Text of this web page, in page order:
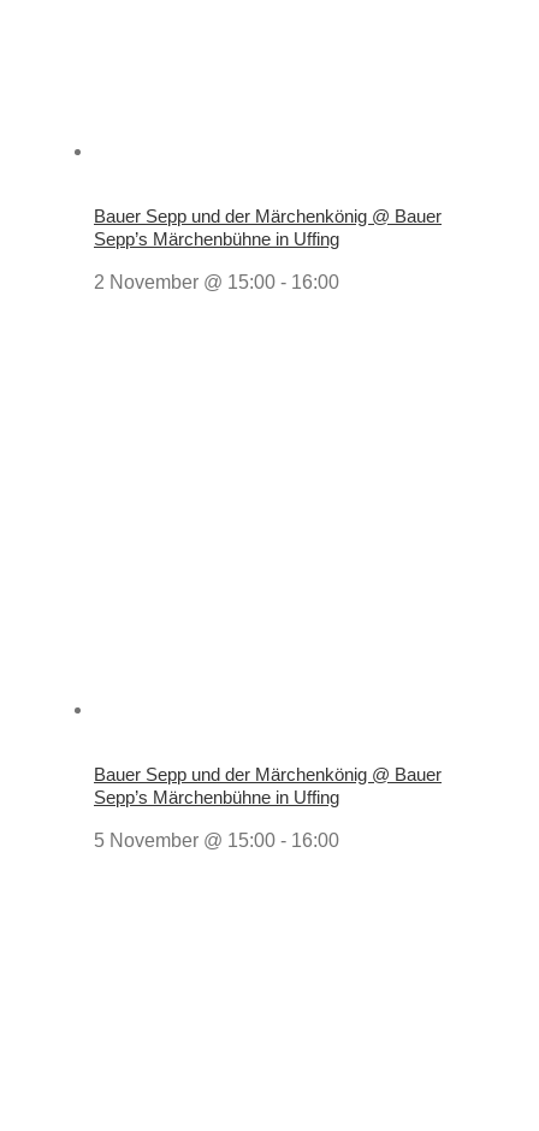
Bauer Sepp und der Märchenkönig @ Bauer
Sepp’s Märchenbühne in Uffing
2 November @ 15:00 - 16:00
Bauer Sepp und der Märchenkönig @ Bauer
Sepp’s Märchenbühne in Uffing
5 November @ 15:00 - 16:00